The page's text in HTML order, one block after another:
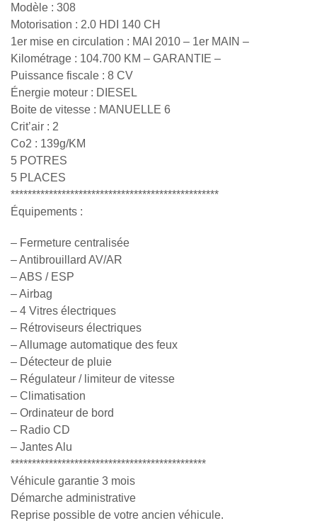
Modèle : 308
Motorisation : 2.0 HDI 140 CH
1er mise en circulation : MAI 2010 – 1er MAIN –
Kilométrage : 104.700 KM – GARANTIE –
Puissance fiscale : 8 CV
Énergie moteur : DIESEL
Boite de vitesse : MANUELLE 6
Crit’air : 2
Co2 : 139g/KM
5 POTRES
5 PLACES
*************************************************
Équipements :
– Fermeture centralisée
– Antibrouillard AV/AR
– ABS / ESP
– Airbag
– 4 Vitres électriques
– Rétroviseurs électriques
– Allumage automatique des feux
– Détecteur de pluie
– Régulateur / limiteur de vitesse
– Climatisation
– Ordinateur de bord
– Radio CD
– Jantes Alu
**********************************************
Véhicule garantie 3 mois
Démarche administrative
Reprise possible de votre ancien véhicule.